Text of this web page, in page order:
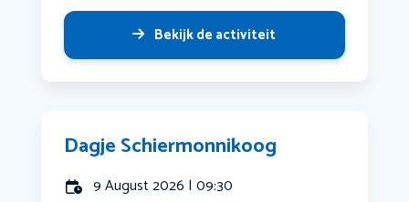
Bekijk de activiteit
Dagje Schiermonnikoog
9 August 2026 | 09:30